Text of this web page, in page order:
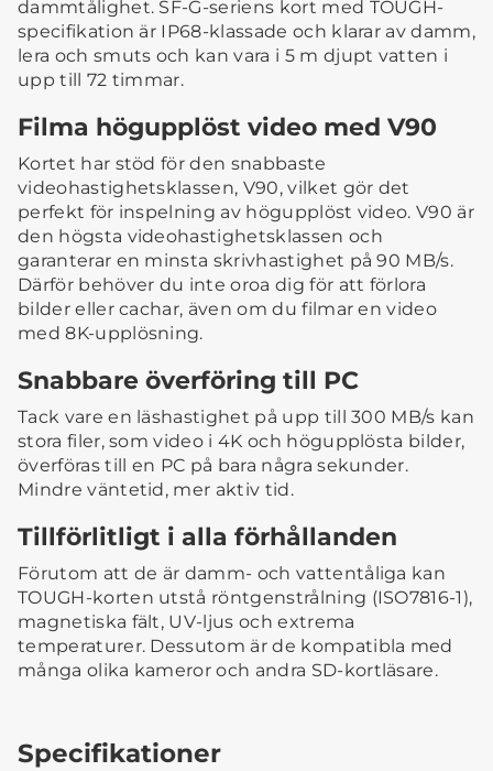
dammtålighet. SF-G-seriens kort med TOUGH-
specifikation är IP68-klassade och klarar av damm,
lera och smuts och kan vara i 5 m djupt vatten i
upp till 72 timmar.
Filma högupplöst video med V90
Kortet har stöd för den snabbaste
videohastighetsklassen, V90, vilket gör det
perfekt för inspelning av högupplöst video. V90 är
den högsta videohastighetsklassen och
garanterar en minsta skrivhastighet på 90 MB/s.
Därför behöver du inte oroa dig för att förlora
bilder eller cachar, även om du filmar en video
med 8K-upplösning.
Snabbare överföring till PC
Tack vare en läshastighet på upp till 300 MB/s kan
stora filer, som video i 4K och högupplösta bilder,
överföras till en PC på bara några sekunder.
Mindre väntetid, mer aktiv tid.
Tillförlitligt i alla förhållanden
Förutom att de är damm- och vattentåliga kan
TOUGH-korten utstå röntgenstrålning (ISO7816-1),
magnetiska fält, UV-ljus och extrema
temperaturer. Dessutom är de kompatibla med
många olika kameror och andra SD-kortläsare.
Specifikationer